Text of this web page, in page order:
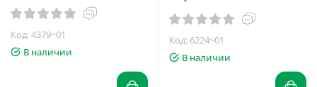
Код: 4379~01
В наличии
Код: 6224~01
В наличии